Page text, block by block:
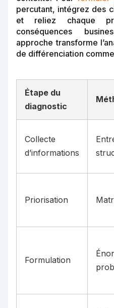
percutant, intégrez des
et reliez chaque
conséquences
approche transforme
de différenciation
Étape du
diagnostic
Collecte
d’informations
Priorisation
Formulation